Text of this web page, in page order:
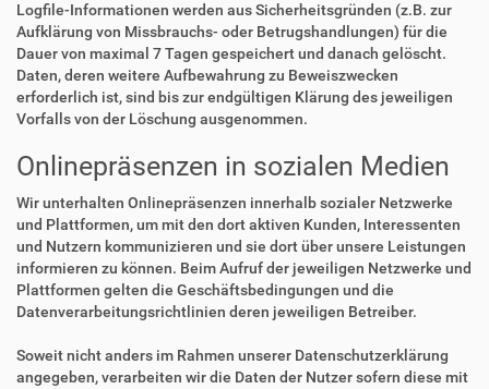
Logfile-Informationen werden aus Sicherheitsgründen (z.B. zur
Aufklärung von Missbrauchs- oder Betrugshandlungen) für die
Dauer von maximal 7 Tagen gespeichert und danach gelöscht.
Daten, deren weitere Aufbewahrung zu Beweiszwecken
erforderlich ist, sind bis zur endgültigen Klärung des jeweiligen
Vorfalls von der Löschung ausgenommen.
Onlinepräsenzen in sozialen Medien
Wir unterhalten Onlinepräsenzen innerhalb sozialer Netzwerke
und Plattformen, um mit den dort aktiven Kunden, Interessenten
und Nutzern kommunizieren und sie dort über unsere Leistungen
informieren zu können. Beim Aufruf der jeweiligen Netzwerke und
Plattformen gelten die Geschäftsbedingungen und die
Datenverarbeitungsrichtlinien deren jeweiligen Betreiber.
Soweit nicht anders im Rahmen unserer Datenschutzerklärung
angegeben, verarbeiten wir die Daten der Nutzer sofern diese mit